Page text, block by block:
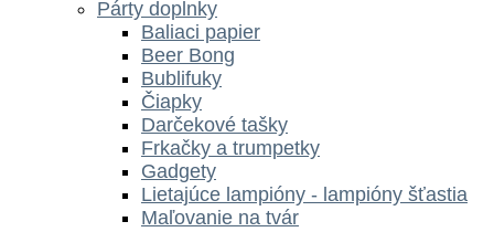
Párty doplnky
Baliaci papier
Beer Bong
Bublifuky
Čiapky
Darčekové tašky
Frkačky a trumpetky
Gadgety
Lietajúce lampióny - lampióny šťastia
Maľovanie na tvár